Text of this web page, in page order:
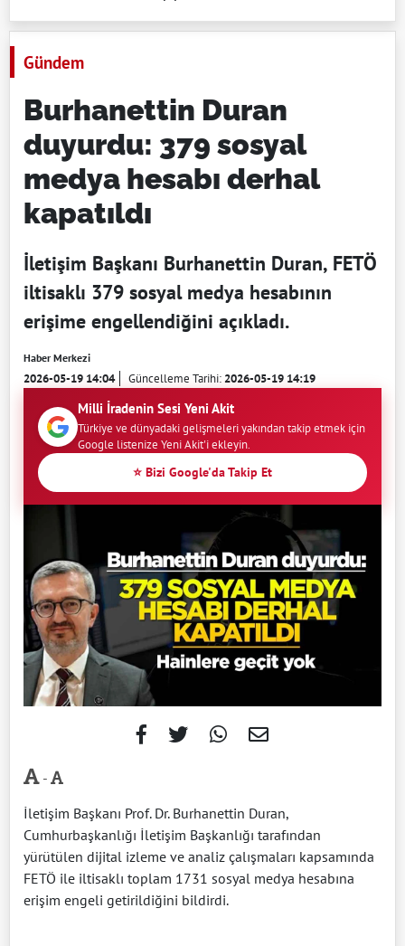
Gündem
Burhanettin Duran
duyurdu: 379 sosyal
medya hesabı derhal
kapatıldı
İletişim Başkanı Burhanettin Duran, FETÖ
iltisaklı 379 sosyal medya hesabının
erişime engellendiğini açıkladı.
Haber Merkezi
2026-05-19 14:04 Güncelleme Tarihi:2026-05-19 14:19
Milli İradenin Sesi Yeni Akit
Türkiye ve dünyadaki gelişmeleri yakından takip etmek için
Google listenize Yeni Akit'i ekleyin.
⭐ Bizi Google'da Takip Et
-
İletişim Başkanı Prof. Dr. Burhanettin Duran,
Cumhurbaşkanlığı İletişim Başkanlığı tarafından
yürütülen dijital izleme ve analiz çalışmaları kapsamında
FETÖ ile iltisaklı toplam 1731 sosyal medya hesabına
erişim engeli getirildiğini bildirdi.